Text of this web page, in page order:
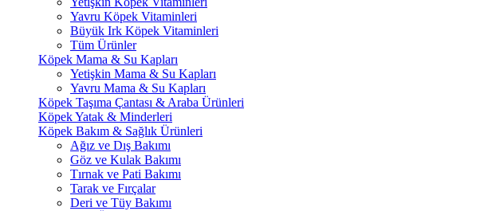
Yavru Köpek Vitaminleri
Büyük Irk Köpek Vitaminleri
Tüm Ürünler
Köpek Mama & Su Kapları
Yetişkin Mama & Su Kapları
Yavru Mama & Su Kapları
Köpek Taşıma Çantası & Araba Ürünleri
Köpek Yatak & Minderleri
Köpek Bakım & Sağlık Ürünleri
Ağız ve Dış Bakımı
Göz ve Kulak Bakımı
Tırnak ve Pati Bakımı
Tarak ve Fırçalar
Deri ve Tüy Bakımı